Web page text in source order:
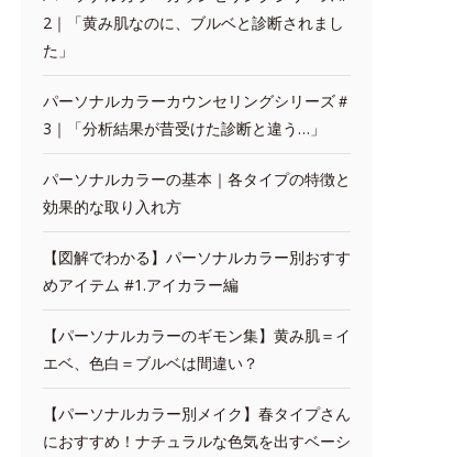
2｜「黄み肌なのに、ブルベと診断されまし
た」
パーソナルカラーカウンセリングシリーズ＃
3｜「分析結果が昔受けた診断と違う…」
パーソナルカラーの基本｜各タイプの特徴と
効果的な取り入れ方
【図解でわかる】パーソナルカラー別おすす
めアイテム #1.アイカラー編
【パーソナルカラーのギモン集】黄み肌＝イ
エベ、色白＝ブルベは間違い？
【パーソナルカラー別メイク】春タイプさん
におすすめ！ナチュラルな色気を出すベーシ